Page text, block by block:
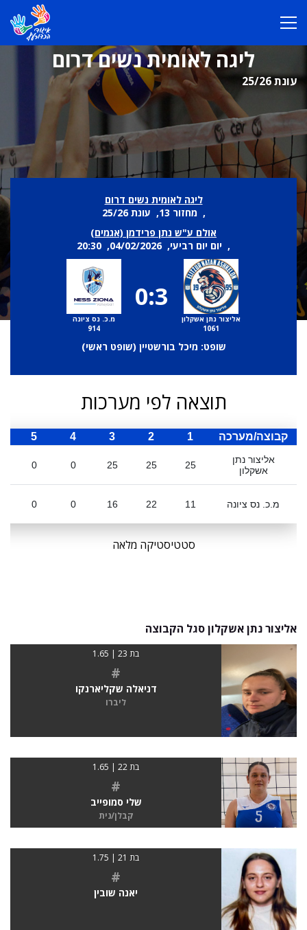
ליגה לאומית נשים דרום
עונת 25/26
ליגה לאומית נשים דרום
, מחזור 13, עונת 25/26
אולם ע"ש נתן פרידמן (אגמים)
, יום יום רביעי, 04/02/2026, 20:30
אליצור נתן אשקלון
1061
0:3
מ.כ. נס ציונה
914
שופט: מיכל בורשטיין (שופט ראשי)
תוצאה לפי מערכות
קבוצה/מערכה 1
2
3
4
5
אליצור נתן
אשקלון
25
25
25
0
0
מ.כ. נס ציונה 11
22
16
0
0
סטטיסטיקה מלאה
אליצור נתן אשקלון סגל הקבוצה
בת 23 | 1.65
#
דניאלה שקליארנקו
ליברו
בת 22 | 1.65
#
שלי סמופייב
קבלן/נית
בת 21 | 1.75
#
יאנה שובין